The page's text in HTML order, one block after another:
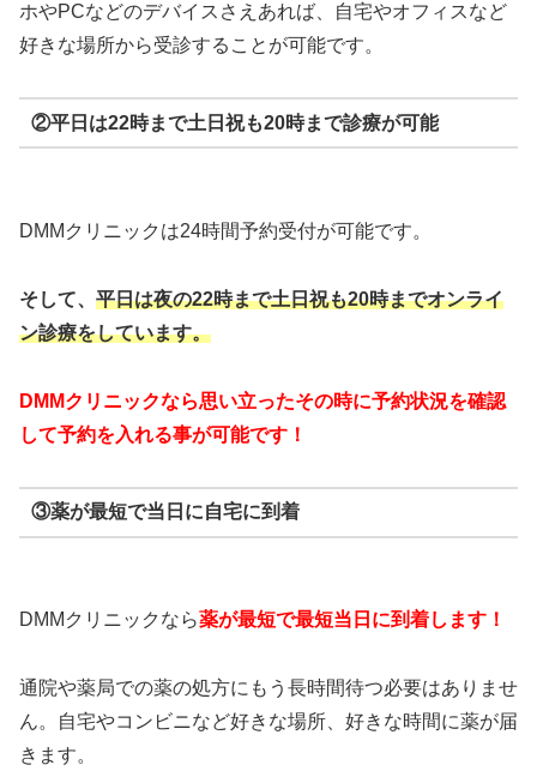
ホやPCなどのデバイスさえあれば、自宅やオフィスなど
好きな場所から受診することが可能です。
②平日は22時まで土日祝も20時まで診療が可能
DMMクリニックは24時間予約受付が可能です。
そして、 平日は夜の22時まで土日祝も20時までオンライ
ン診療をしています。
DMMクリニックなら思い立ったその時に予約状況を確認
して予約を入れる事が可能です！
③薬が最短で当日に自宅に到着
DMMクリニックなら薬が最短で最短当日に到着します！
通院や薬局での薬の処方にもう長時間待つ必要はありませ
ん。自宅やコンビニなど好きな場所、好きな時間に薬が届
きます。